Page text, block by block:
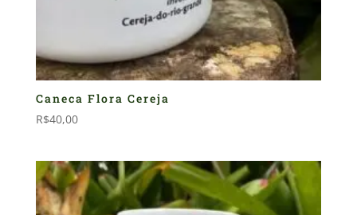
Caneca Flora Cereja
R$40,00